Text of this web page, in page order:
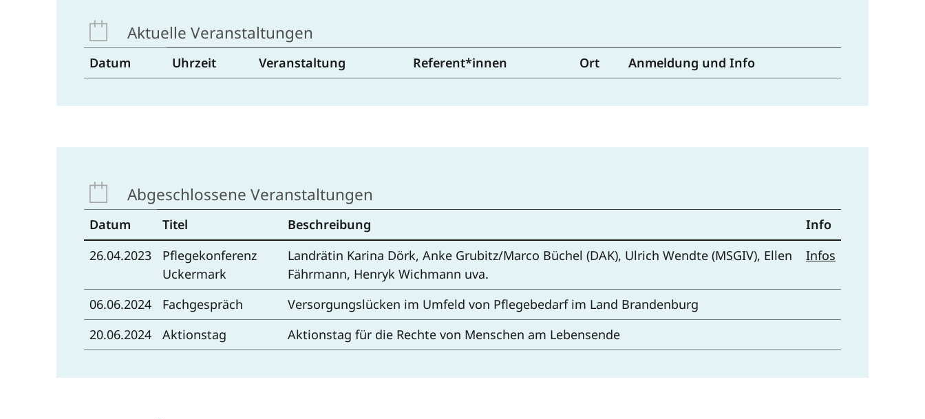
Aktuelle Veranstaltungen
Datum Uhrzeit Veranstaltung Referent*innen Ort Anmeldung und Info
Abgeschlossene Veranstaltungen
Datum Titel Beschreibung
Info
26.04.2023
Pflegekonferenz
Uckermark
Landrätin Karina Dörk, Anke Grubitz/Marco Büchel (DAK), Ulrich Wendte (MSGIV), Ellen
Fährmann, Henryk Wichmann uva.
Infos
06.06.2024 Fachgespräch
Versorgungslücken im Umfeld von Pflegebedarf im Land Brandenburg
20.06.2024
Aktionstag Aktionstag für die Rechte von Menschen am Lebensende